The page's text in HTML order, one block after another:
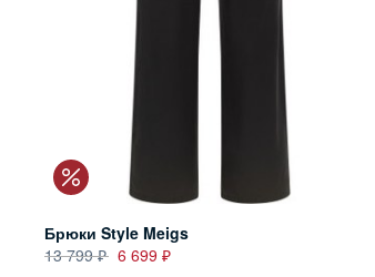
Брюки Style Meigs
13 799
6 699